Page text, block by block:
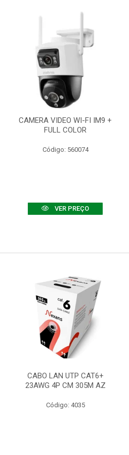
CAMERA VIDEO WI-FI IM9 +
FULL COLOR
Código: 560074
VER PREÇO
CABO LAN UTP CAT6+
23AWG 4P CM 305M AZ
Código: 4035